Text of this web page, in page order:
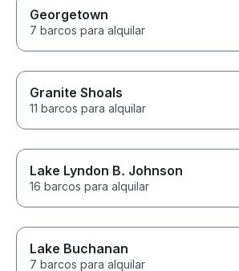
Georgetown
7 barcos para alquilar
Granite Shoals
11 barcos para alquilar
Lake Lyndon B. Johnson
16 barcos para alquilar
Lake Buchanan
7 barcos para alquilar